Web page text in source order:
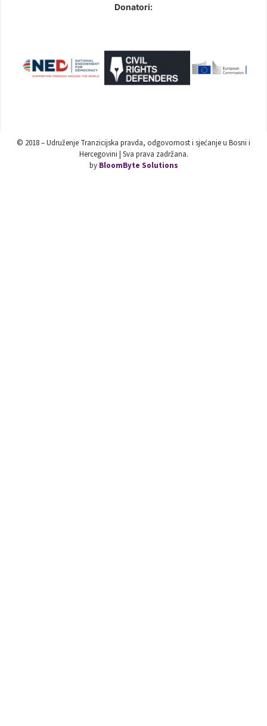
Donatori:
© 2018 – Udruženje Tranzicijska pravda, odgovornost i sjećanje u Bosni i
Hercegovini | Sva prava zadržana.
by BloomByte Solutions